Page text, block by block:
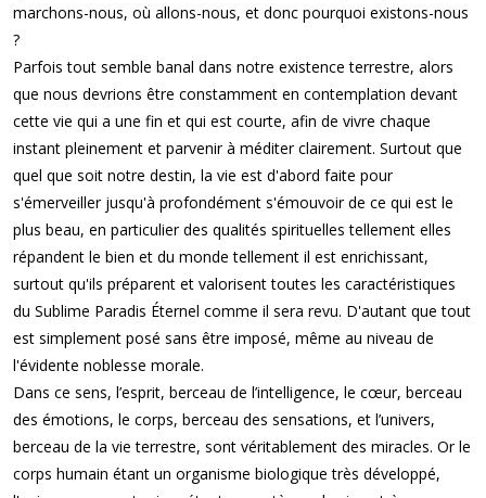
marchons-nous, où allons-nous, et donc pourquoi existons-nous
?
Parfois tout semble banal dans notre existence terrestre, alors
que nous devrions être constamment en contemplation devant
cette vie qui a une fin et qui est courte, afin de vivre chaque
instant pleinement et parvenir à méditer clairement. Surtout que
quel que soit notre destin, la vie est d'abord faite pour
s'émerveiller jusqu'à profondément s'émouvoir de ce qui est le
plus beau, en particulier des qualités spirituelles tellement elles
répandent le bien et du monde tellement il est enrichissant,
surtout qu'ils préparent et valorisent toutes les caractéristiques
du Sublime Paradis Éternel comme il sera revu. D'autant que tout
est simplement posé sans être imposé, même au niveau de
l'évidente noblesse morale.
Dans ce sens, l’esprit, berceau de l’intelligence, le cœur, berceau
des émotions, le corps, berceau des sensations, et l’univers,
berceau de la vie terrestre, sont véritablement des miracles. Or le
corps humain étant un organisme biologique très développé,